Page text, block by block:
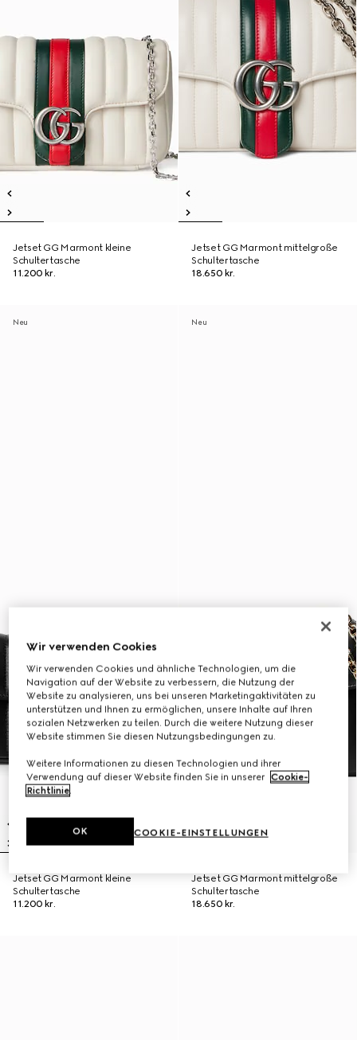
Jetset GG Marmont kleine
Schultertasche
11.200 kr.
Jetset GG Marmont mittelgroße
Schultertasche
18.650 kr.
Neu
Jetset GG Marmont kleine
Schultertasche
11.200 kr.
Neu
Jetset GG Marmont mittelgroße
Schultertasche
18.650 kr.
Wir verwenden Cookies
Wir verwenden Cookies und ähnliche Technologien, um die
Navigation auf der Website zu verbessern, die Nutzung der
Website zu analysieren, uns bei unseren Marketingaktivitäten zu
unterstützen und Ihnen zu ermöglichen, unsere Inhalte auf Ihren
sozialen Netzwerken zu teilen. Durch die weitere Nutzung dieser
Website stimmen Sie diesen Nutzungsbedingungen zu.
Weitere Informationen zu diesen Technologien und ihrer
Verwendung auf dieser Website finden Sie in unserer Cookie-
Richtlinie.
COOKIE-EINSTELLUNGEN
OK